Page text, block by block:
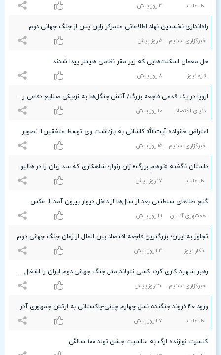
اطلاعات ٣ روز پیش
راه‌اندازی نخستین نهاد اطلاعاتی متمرکز ژاپن پس از جنگ جهانی دوم
خبرگزاری تسنیم ۵ روز پیش
حل معمای اسکلت‌هایی که زیر مقر نظامی هیتلر پیدا شدند
تازه نیوز ۸ روز پیش
اروپا در یک قدمی فاجعه بزرگ/ آتش جنگل‌ها به نزدیکی صنایع دفاعی رسید
دنیای اقتصاد ۱۰ روز پیش
اعتراض خانواده آیت‌الله کاشانی به بازداشت وی توسط متفقین+ تصویر
خبرگزاری تسنیم ۱۵ روز پیش
داستان ناگفته «توهم بزرگ» ژان رنوار؛ شاهکاری که سد زبان را در هالیوود شکست
اطلاعات ۱۷ روز پیش
گنج طلاهای سلطنتی بعد از سال‌ها از داخل دیوار بیرون آمد + عکس
همشهری آنلاین ۲۱ روز پیش
تجاوز به ایران؛ بزرگترین فاجعه‌ اقتصاد بین الملل از زمان جنگ جهانی دوم
افکار نیوز ۲٣ روز پیش
رهبر شهید کاری کرد، کسی نتواند مثل جنگ جهانی دوم ایران را اشغال کند
خبرگزاری تسنیم ۲۶ روز پیش
ورود ۴۰ فروند جنگنده نسل چهارم چینی-پاکستانی به ارتش جمهوری آذربایجان
اطلاعات ۲۷ روز پیش
کنسرت نوازنده ارگ به مناسبت جشن تولد ۱۰۰ سالگی